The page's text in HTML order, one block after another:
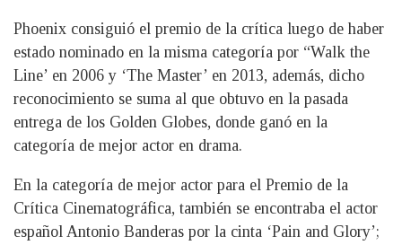
Phoenix consiguió el premio de la crítica luego de haber
estado nominado en la misma categoría por “Walk the
Line’ en 2006 y ‘The Master’ en 2013, además, dicho
reconocimiento se suma al que obtuvo en la pasada
entrega de los Golden Globes, donde ganó en la
categoría de mejor actor en drama.
En la categoría de mejor actor para el Premio de la
Crítica Cinematográfica, también se encontraba el actor
español Antonio Banderas por la cinta ‘Pain and Glory’;